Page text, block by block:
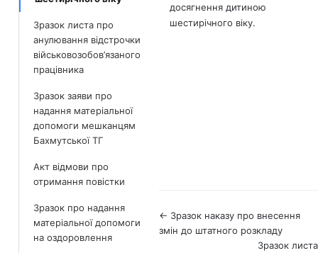
Зразок листа про
анулювання відстрочки
військовозобов’язаного
працівника
Зразок заяви про
надання матеріальної
допомоги мешканцям
Бахмутської ТГ
Акт відмови про
отримання повістки
Зразок про надання
матеріальної допомоги
на оздоровлення
досягнення дитиною
шестирічного віку.
Навігація
по
← Зразок наказу про внесення
змін до штатного розкладу
Зразок листа